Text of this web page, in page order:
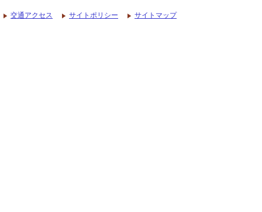
交通アクセス サイトポリシー サイトマップ